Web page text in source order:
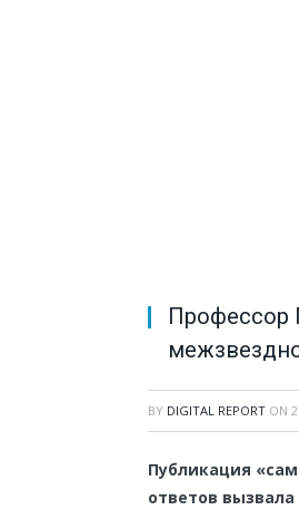
Профессор
BY DIGITAL REPORT ON
Публикация
ответов